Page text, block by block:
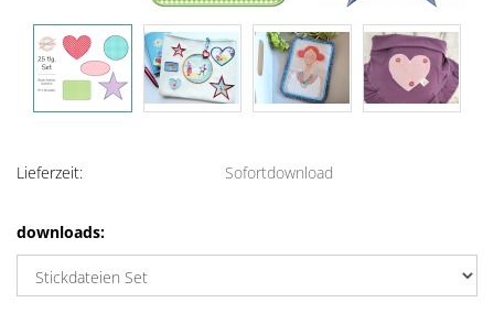
Lieferzeit: Sofortdownload
downloads: